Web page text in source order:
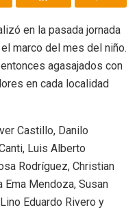
en la pasada jornada
marco del mes del niño.
agasajados con
en cada localidad
Castillo, Danilo
Luis Alberto
Rodríguez, Christian
Ema Mendoza, Susan
Eduardo Rivero y